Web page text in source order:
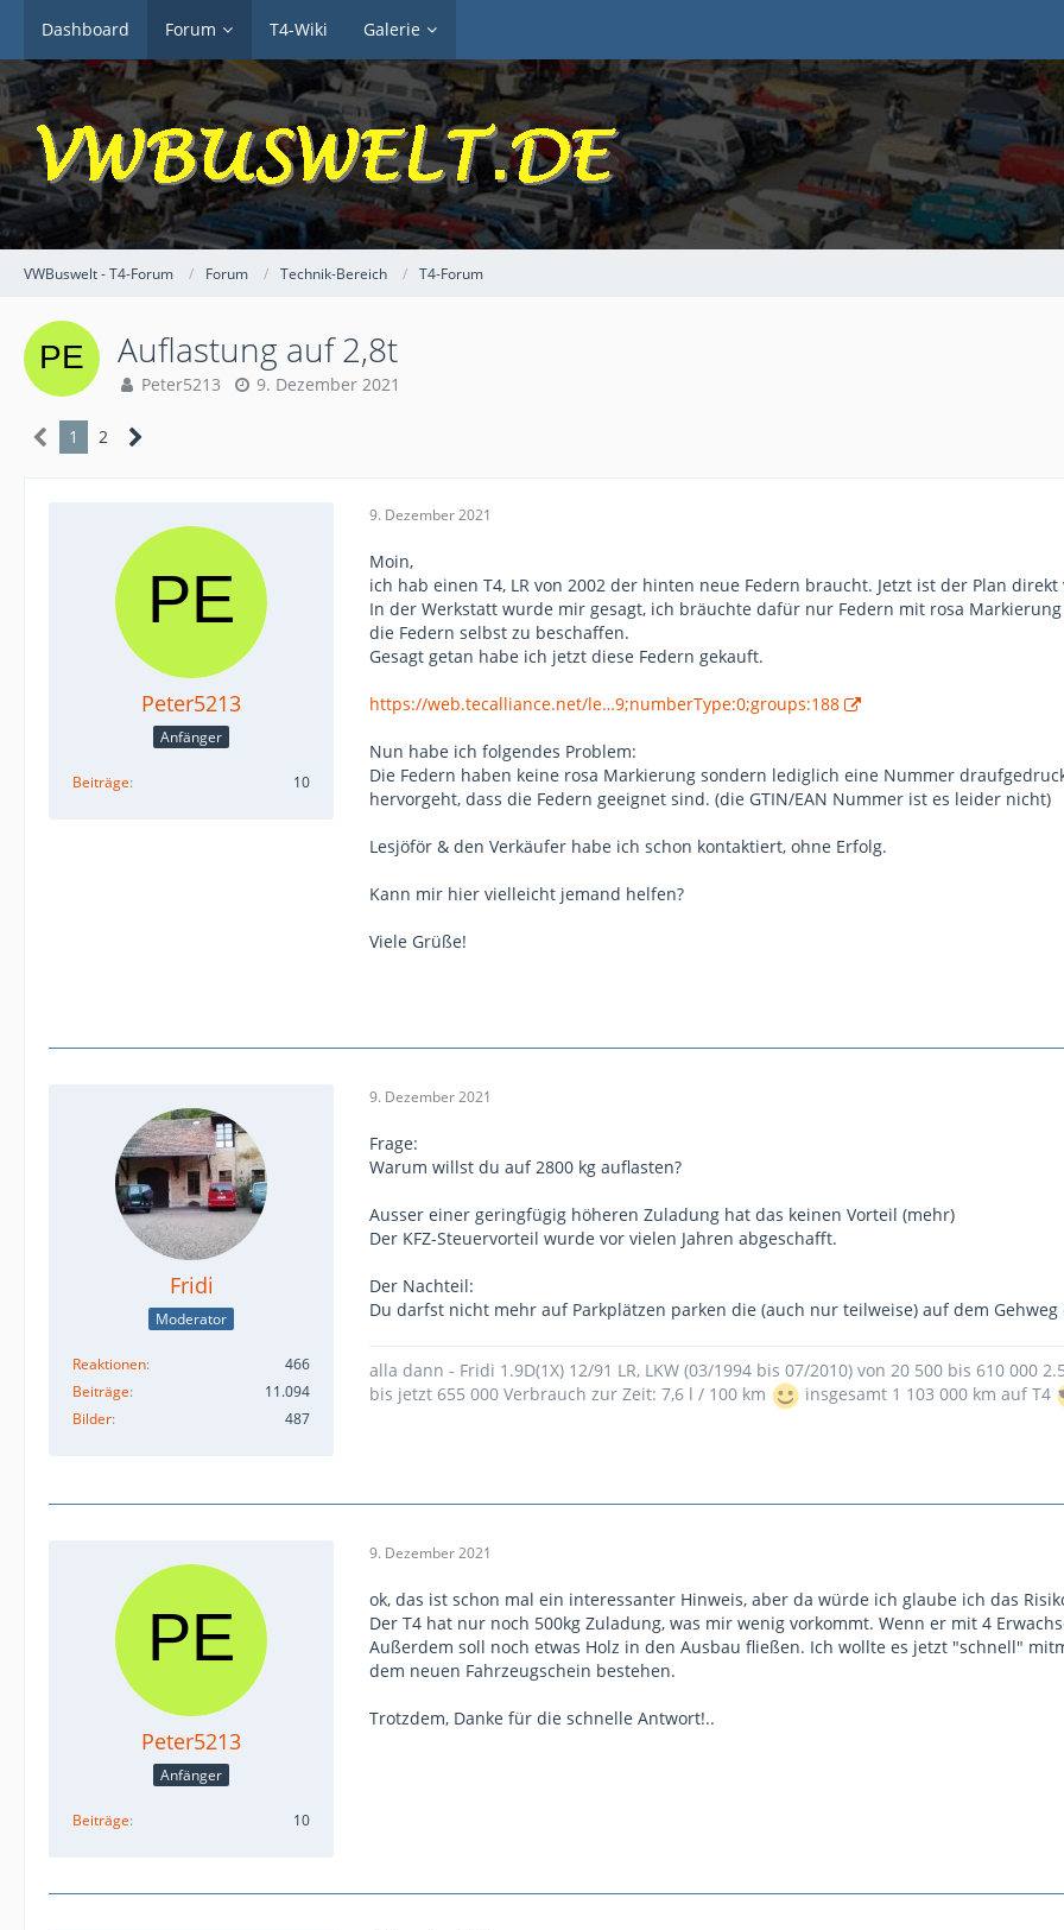
Dashboard Forum T4-Wiki Galerie
VWBuswelt - T4-Forum Forum Technik-Bereich T4-Forum
Auflastung auf 2,8t
Peter5213 9. Dezember 2021
1 2
Peter5213
Anfänger
Beiträge 10
9. Dezember 2021
Moin,
ich hab einen T4, LR von 2002 der hinten neue Federn braucht. Jetzt ist der Plan
In der Werkstatt wurde mir gesagt, ich bräuchte dafür nur Federn mit rosa
die Federn selbst zu beschaffen.
Gesagt getan habe ich jetzt diese Federn gekauft.
https://web.tecalliance.net/le…9;numberType:0;groups:188
Nun habe ich folgendes Problem:
Die Federn haben keine rosa Markierung sondern lediglich eine Nummer
hervorgeht, dass die Federn geeignet sind. (die GTIN/EAN Nummer ist es leider nicht)
Lesjöför & den Verkäufer habe ich schon kontaktiert, ohne Erfolg.
Kann mir hier vielleicht jemand helfen?
Viele Grüße!
Fridi
Moderator
Reaktionen
466
Beiträge
11.094
Bilder
487
9. Dezember 2021
Frage:
Warum willst du auf 2800 kg auflasten?
Ausser einer geringfügig höheren Zuladung hat das keinen Vorteil (mehr)
Der KFZ-Steuervorteil wurde vor vielen Jahren abgeschafft.
Der Nachteil:
Du darfst nicht mehr auf Parkplätzen parken die (auch nur teilweise) auf dem
alla dann - Fridi 1.9D(1X) 12/91 LR, LKW (03/1994 bis 07/2010) von 20 500 bis 610 000
bis jetzt 655 000 Verbrauch zur Zeit: 7,6 l / 100 km
insgesamt 1 103 000 km auf T4
Peter5213
Anfänger
Beiträge 10
9. Dezember 2021
ok, das ist schon mal ein interessanter Hinweis, aber da würde ich glaube ich das
Der T4 hat nur noch 500kg Zuladung, was mir wenig vorkommt. Wenn er mit 4
Außerdem soll noch etwas Holz in den Ausbau fließen. Ich wollte es jetzt "schnell"
dem neuen Fahrzeugschein bestehen.
Trotzdem, Danke für die schnelle Antwort!..